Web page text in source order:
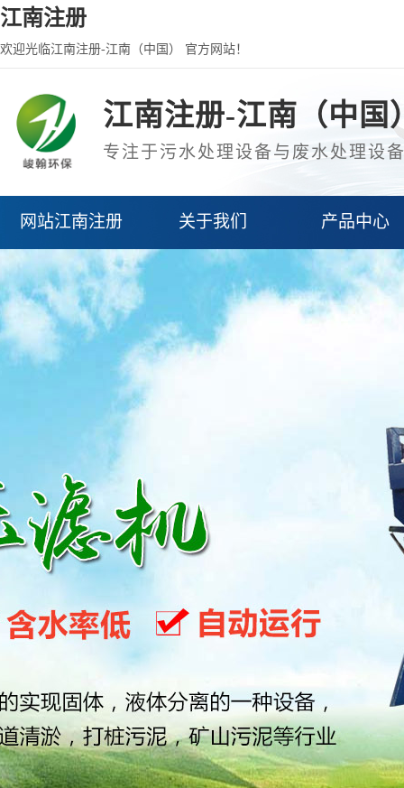
江南注册
欢迎光临江南注册-江南（中国） 官方网站！
江南注册-江南（中国
专注于污水处理设备与废水处理设
网站江南注册 关于我们 产品中心